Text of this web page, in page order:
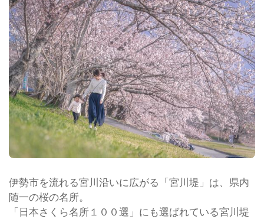
伊勢市を流れる宮川沿いに広がる「宮川堤」は、県内
随一の桜の名所。
「日本さくら名所１００選」にも選ばれている宮川堤